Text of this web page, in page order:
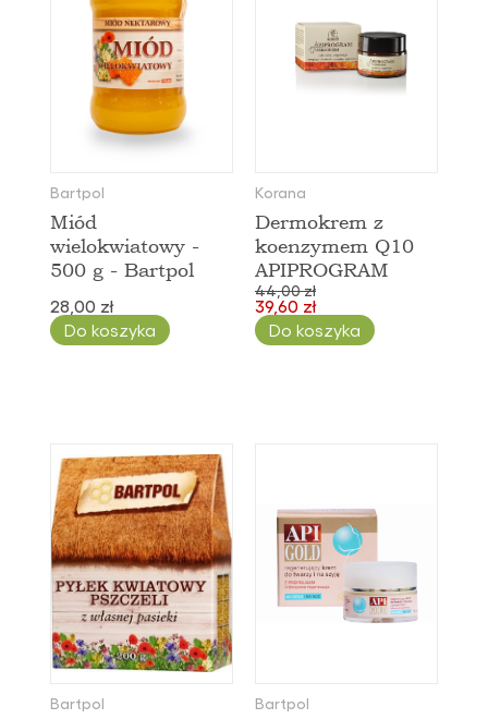
Bartpol
Miód
wielokwiatowy -
500 g - Bartpol
28,00 zł
Do koszyka
Korana
Dermokrem z
koenzymem Q10
APIPROGRAM
44,00 zł
39,60 zł
Do koszyka
Bartpol Bartpol